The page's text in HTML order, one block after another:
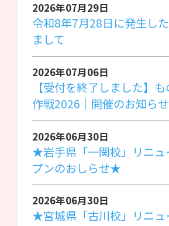
2026年07月29日
令和8年7月28日に発生し
まして
2026年07月06日
【受付を終了しました】
作戦2026｜開催のお知ら
2026年06月30日
★岩手県「一関校」リニュ
プンのおしらせ★
2026年06月30日
★宮城県「古川校」リニュ